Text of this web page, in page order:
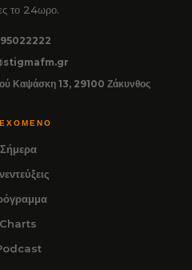
το 24ωρο.
Καψάσκη 13, 29100 Ζάκυνθος
Σήμερα
Charts